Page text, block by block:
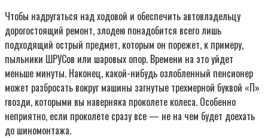
Чтобы надругаться над ходовой и обеспечить автовладельцу
дорогостоящий ремонт, злодею понадобится всего лишь
подходящий острый предмет, которым он порежет, к примеру,
пыльники ШРУСов или шаровых опор. Времени на это уйдет
меньше минуты. Hаконец, какой-нибудь озлобленный пенсионер
может разбросать вокруг машины загнутые трехмерной буквой «П»
гвозди, которыми вы наверняка проколете колеса. Особенно
неприятно, если проколете сразу все — не на чем будет доехать
до шиномонтажа.